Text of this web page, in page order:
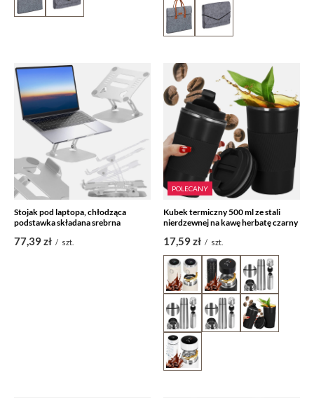
Stojak pod laptopa, chłodząca
podstawka składana srebrna
77,39 zł / szt.
POLECANY
Kubek termiczny 500 ml ze stali
nierdzewnej na kawę herbatę czarny
17,59 zł / szt.